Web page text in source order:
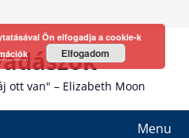
ott van" – Elizabeth Moon
Menu
Ön elfogadja a cookie-k
Elfogadom